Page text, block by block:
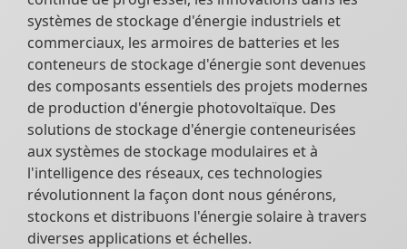
systèmes de stockage d'énergie industriels et
commerciaux, les armoires de batteries et les
conteneurs de stockage d'énergie sont devenues
des composants essentiels des projets modernes
de production d'énergie photovoltaïque. Des
solutions de stockage d'énergie conteneurisées
aux systèmes de stockage modulaires et à
l'intelligence des réseaux, ces technologies
révolutionnent la façon dont nous générons,
stockons et distribuons l'énergie solaire à travers
diverses applications et échelles.